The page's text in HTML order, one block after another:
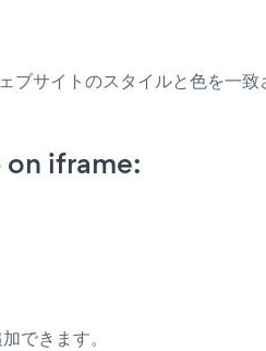
サイトのスタイルと色を一
iframe:
できます。